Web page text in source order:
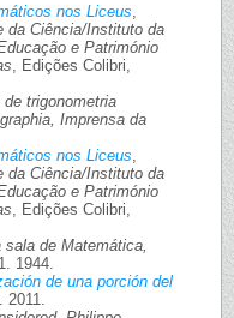
nos Liceus
da Ciência/Instituto da
e Património
, Edições Colibri,
trigonometria
Imprensa da
nos Liceus
da Ciência/Instituto da
e Património
, Edições Colibri,
de Matemática,
1944.
de una porción del
. 2011.